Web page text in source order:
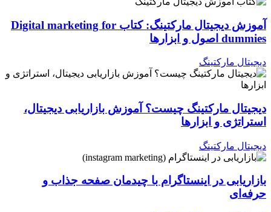
آموزش دیجیتال مارکتینگ: کتاب Digital marketing for
dummies اصول و ابزارها
دیجیتال مارکتینگ
دیجیتال مارکتینگ چیست؟ آموزش بازاریابی دیجیتال،
استراتژی و ابزارها
دیجیتال مارکتینگ
بازاریابی در اینستاگرام با چیدمان صفحه جذاب و
حرفه‌ای